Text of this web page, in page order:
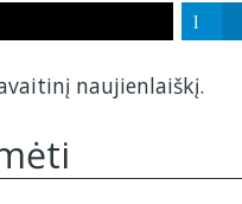
naujienlaiškį.